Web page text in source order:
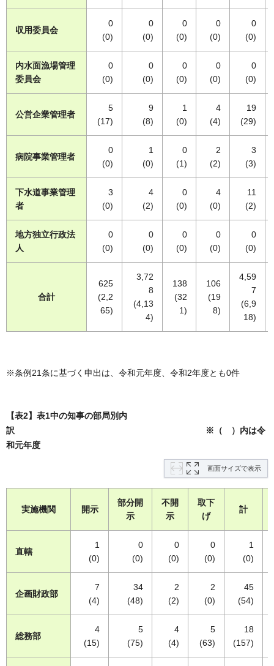
収用委員会
0
(0)
0
(0)
0
(0)
0
(0)
0
(0)
内水面漁場管理
委員会
0
(0)
0
(0)
0
(0)
0
(0)
0
(0)
公営企業管理者
5
(17)
9
(8)
1
(0)
4
(4)
19
(29)
病院事業管理者
0
(0)
1
(0)
0
(1)
2
(2)
3
(3)
下水道事業管理
者
3
(0)
4
(2)
0
(0)
4
(0)
11
(2)
地方独立行政法
人
0
(0)
0
(0)
0
(0)
0
(0)
0
(0)
合計
625
(2,2
65)
3,72
8
(4,13
4)
138
(32
1)
106
(19
8)
4,59
7
(6,9
18)
※条例21条に基づく申出は、令和元年度、令和2年度とも0件
【表2】表1中の知事の部局別内
訳 ※（ ）内は令
和元年度
画面サイズで表示
実施機関 開示
部分開
示
不開
示
取下
げ
計
直轄
1
(0)
0
(0)
0
(0)
0
(0)
1
(0)
企画財政部
7
(4)
34
(48)
2
(2)
2
(0)
45
(54)
総務部
4
(15)
5
(75)
4
(4)
5
(63)
18
(157)